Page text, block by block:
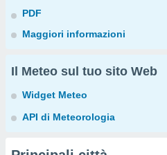
PDF
Maggiori informazioni
Il Meteo sul tuo sito Web
Widget Meteo
API di Meteorologia